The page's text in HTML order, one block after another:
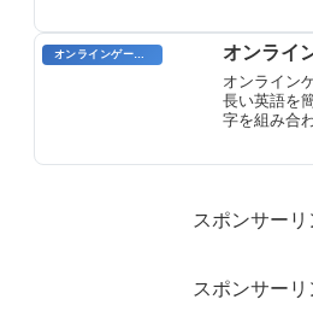
オンライ
オンライン
長い英語を
字を組み合
スポンサーリ
スポンサーリ